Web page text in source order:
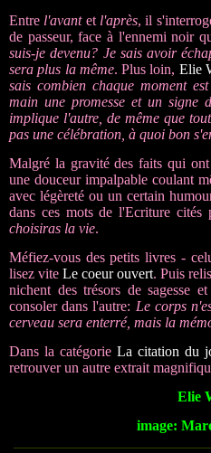
Entre l'avantet l'après, il
de passeur, face à l'ennemi noir
suis-je devenu? Je sais avoir
sera plus la même. Plus loin, Elie
sais combien chaque moment
main une promesse et un signe
implique l'autre, de même que
pas une célébration, à quoi bon
Malgré la gravité des faits qui
une douceur impalpable coulant
avec légèreté ou un certain
dans ces mots de l'Ecriture
choisiras la vie.
Méfiez-vous des petits livres -
lisez viteLe coeur ouvert. Puis
nichent des trésors de sagesse
consoler dans l'autre: Le corps
cerveau sera enterré, mais la
Dans la catégorie La citation du
retrouver un autre extrait
Elie
image: